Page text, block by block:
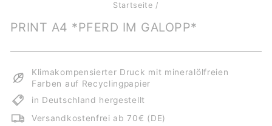
Startseite /
PRINT A4 *PFERD IM GALOPP*
Klimakompensierter Druck mit mineralölfreien
Farben auf Recyclingpapier
in Deutschland hergestellt
Versandkostenfrei ab 70€ (DE)